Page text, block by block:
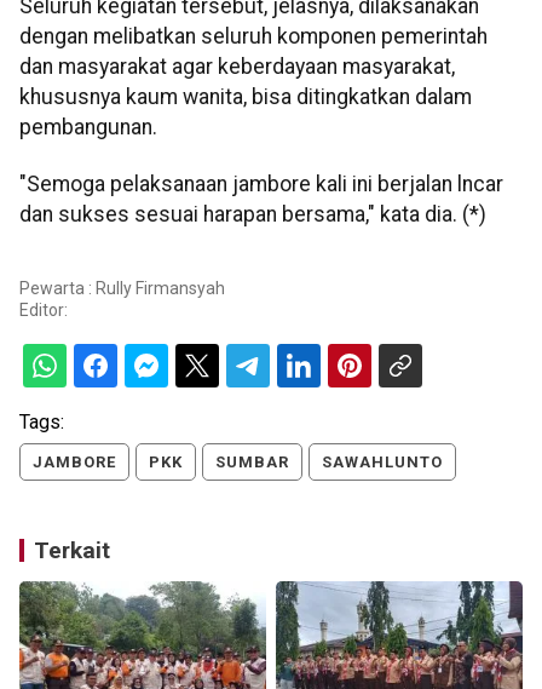
Seluruh kegiatan tersebut, jelasnya, dilaksanakan
dengan melibatkan seluruh komponen pemerintah
dan masyarakat agar keberdayaan masyarakat,
khususnya kaum wanita, bisa ditingkatkan dalam
pembangunan.
"Semoga pelaksanaan jambore kali ini berjalan lncar
dan sukses sesuai harapan bersama," kata dia. (*)
Pewarta : Rully Firmansyah
Editor:
Tags:
JAMBORE PKK SUMBAR SAWAHLUNTO
Terkait